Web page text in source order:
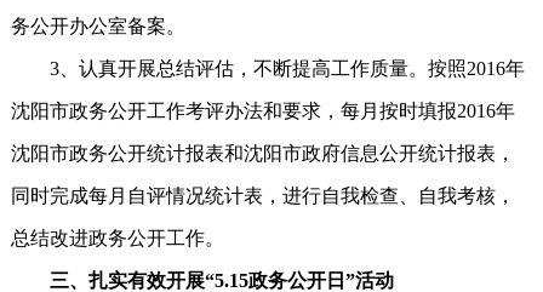
务公开办公室备案。
3、认真开展总结评估，不断提高工作质量。按照2016年
沈阳市政务公开工作考评办法和要求，每月按时填报2016年
沈阳市政务公开统计报表和沈阳市政府信息公开统计报表，
同时完成每月自评情况统计表，进行自我检查、自我考核，
总结改进政务公开工作。
三、扎实有效开展“5.15政务公开日”活动